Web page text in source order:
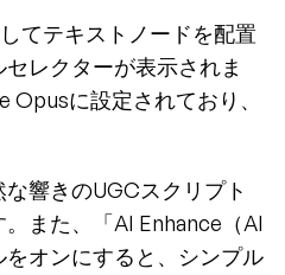
てテキストノードを配置
レクターが表示されま
Opusに設定されており、
響きのUGCスクリプト
また、「AI Enhance（AI
オンにすると、シンプル